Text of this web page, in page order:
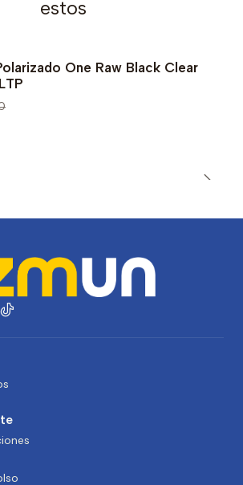
estos
One Raw Black Clear